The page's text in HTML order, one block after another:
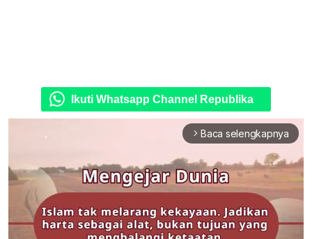
Ikuti Whatsapp Channel Republika
arrow_forward_ios Baca selengkapnya